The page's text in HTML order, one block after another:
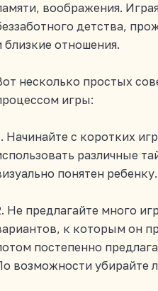
воображения.
детства,
близкие отношения.
несколько простых
игры:
Начинайте с коротких
различные
понятен ребенку.
Не предлагайте много
к которым он
постепенно
возможности убирайте